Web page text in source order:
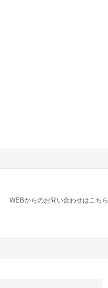
WEBからのお問い合わせはこちら